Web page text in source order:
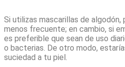
Si utilizas mascarillas de algodón,
menos frecuente; en cambio, si
es preferible que sean de uso
o bacterias. De otro modo,
suciedad a tu piel.